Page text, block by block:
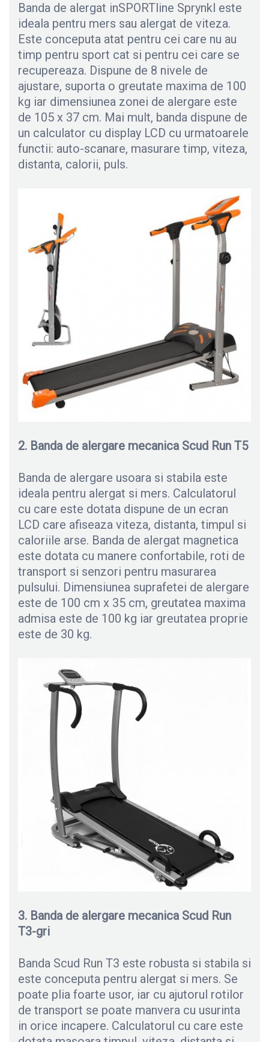
Banda de alergat inSPORTline Sprynkl este
ideala pentru mers sau alergat de viteza.
Este conceputa atat pentru cei care nu au
timp pentru sport cat si pentru cei care se
recupereaza. Dispune de 8 nivele de
ajustare, suporta o greutate maxima de 100
kg iar dimensiunea zonei de alergare este
de 105 x 37 cm. Mai mult, banda dispune de
un calculator cu display LCD cu urmatoarele
functii: auto-scanare, masurare timp, viteza,
distanta, calorii, puls.
2. Banda de alergare mecanica Scud Run T5
Banda de alergare usoara si stabila este
ideala pentru alergat si mers. Calculatorul
cu care este dotata dispune de un ecran
LCD care afiseaza viteza, distanta, timpul si
caloriile arse. Banda de alergat magnetica
este dotata cu manere confortabile, roti de
transport si senzori pentru masurarea
pulsului. Dimensiunea suprafetei de alergare
este de 100 cm x 35 cm, greutatea maxima
admisa este de 100 kg iar greutatea proprie
este de 30 kg.
3. Banda de alergare mecanica Scud Run
T3-gri
Banda Scud Run T3 este robusta si stabila si
este conceputa pentru alergat si mers. Se
poate plia foarte usor, iar cu ajutorul rotilor
de transport se poate manvera cu usurinta
in orice incapere. Calculatorul cu care este